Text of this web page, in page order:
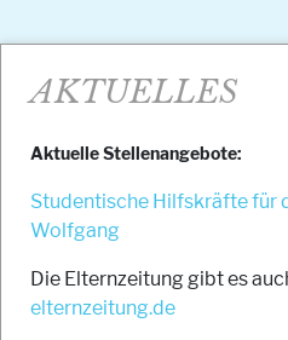
ÖFFNUNGSZEITEN
SPONSORING
ANFAHRT
KONTAKT
AKTUELLES
Aktuelle Stellenangebote:
Studentische Hilfskräfte für
Wolfgang
Die Elternzeitung gibt es
elternzeitung.de